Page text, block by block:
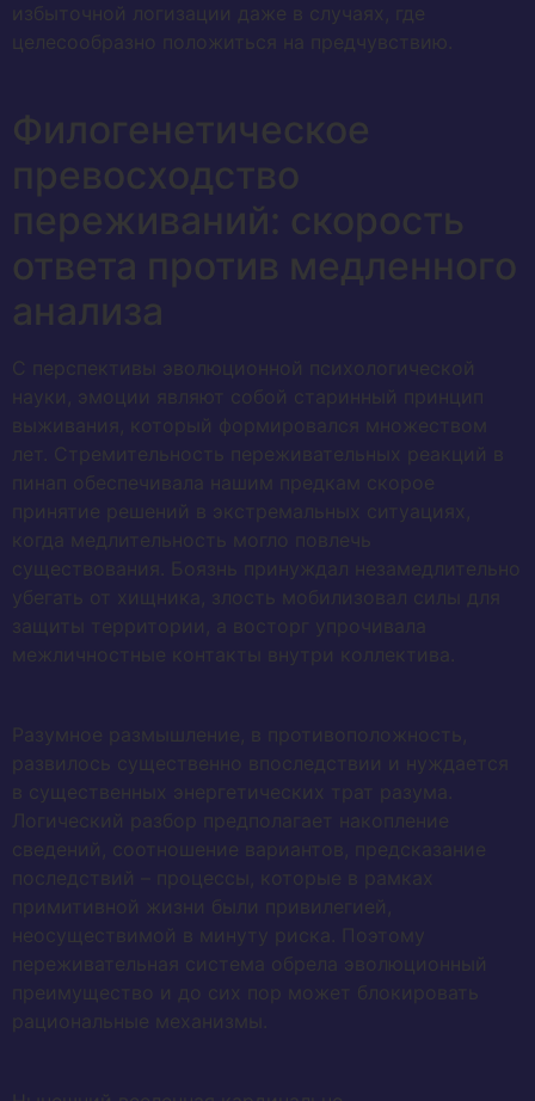
избыточной логизации даже в случаях, где
целесообразно положиться на предчувствию.
Филогенетическое
превосходство
переживаний: скорость
ответа против медленного
анализа
С перспективы эволюционной психологической
науки, эмоции являют собой старинный принцип
выживания, который формировался множеством
лет. Стремительность переживательных реакций в
пинап обеспечивала нашим предкам скорое
принятие решений в экстремальных ситуациях,
когда медлительность могло повлечь
существования. Боязнь принуждал незамедлительно
убегать от хищника, злость мобилизовал силы для
защиты территории, а восторг упрочивала
межличностные контакты внутри коллектива.
Разумное размышление, в противоположность,
развилось существенно впоследствии и нуждается
в существенных энергетических трат разума.
Логический разбор предполагает накопление
сведений, соотношение вариантов, предсказание
последствий – процессы, которые в рамках
примитивной жизни были привилегией,
неосуществимой в минуту риска. Поэтому
переживательная система обрела эволюционный
преимущество и до сих пор может блокировать
рациональные механизмы.